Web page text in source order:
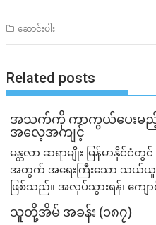
ဆောင်းပါး
Related posts
အသက်ကို ကာကွယ်ပေးမ
အလေ့အကျင့်
မန္တလာ ဆရာမျိုး မြန်မာနို
အတွက် အရေးကြီးသော သယ်ယူ
ဖြစ်သည်။ အလုပ်သွားရန်၊ ကျော
သူတို့အိမ် အခန်း (၁၈၇)